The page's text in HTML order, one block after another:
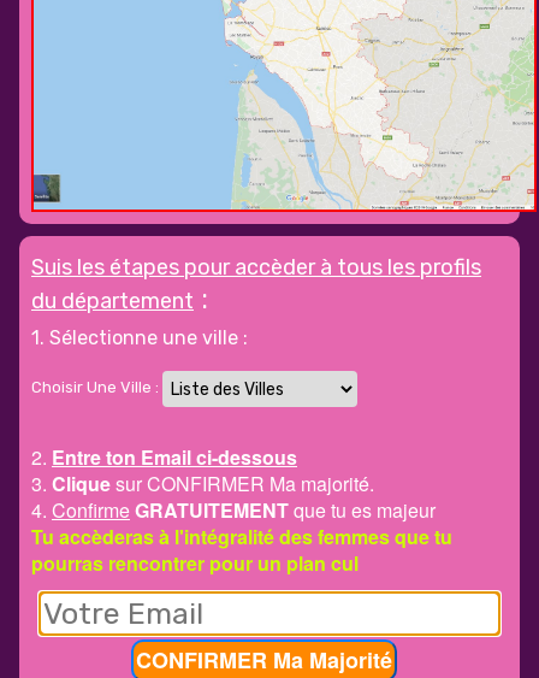
Suis les étapes pour accèder à tous les profils
du département :
1. Sélectionne une ville :
Choisir Une Ville :
2. Entre ton Email ci-dessous
3. Cliquesur CONFIRMER Ma majorité.
4. ConfirmeGRATUITEMENTque tu es majeur
Tu accèderas à l'intégralité des femmes que tu
pourras rencontrer pour un plan cul
CONFIRMER Ma Majorité